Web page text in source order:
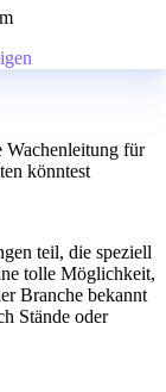
Wachenleitung für
könntest
teil, die speziell
tolle Möglichkeit,
Branche bekannt
Stände oder